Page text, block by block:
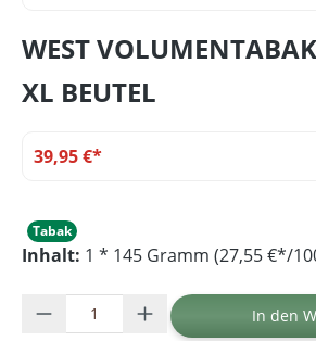
WEST
XL BEUTEL
39,95 €*
Tabak
Inhalt: 1 * 145 Gramm (27,55 €*/
Produkt Anzahl: GibIn den